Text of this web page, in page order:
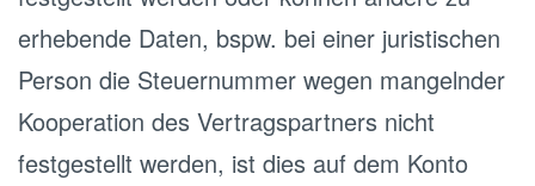
erhebende Daten, bspw. bei einer juristischen
Person die Steuernummer wegen mangelnder
Kooperation des Vertragspartners nicht
festgestellt werden, ist dies auf dem Konto